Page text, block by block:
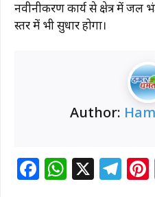
नवीनीकरण कार्य से क्षेत्र में
स्तर में भी सुधार होगा।
Author:
F W X T